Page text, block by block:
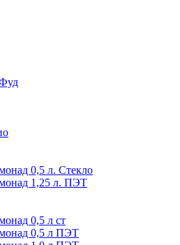
0,5 л. Стекло
1,25 л. ПЭТ
0,5 л ст
0,5 л ПЭТ